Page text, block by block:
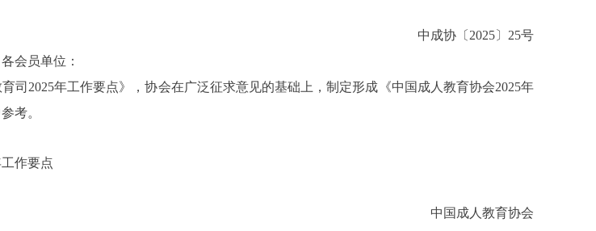
中成协〔2025〕25号
会员单位：
2025年工作要点》，协会在广泛征求意见的基础上，制定形成《中国成人教育协会2025年
考。
作要点
中国成人教育协会